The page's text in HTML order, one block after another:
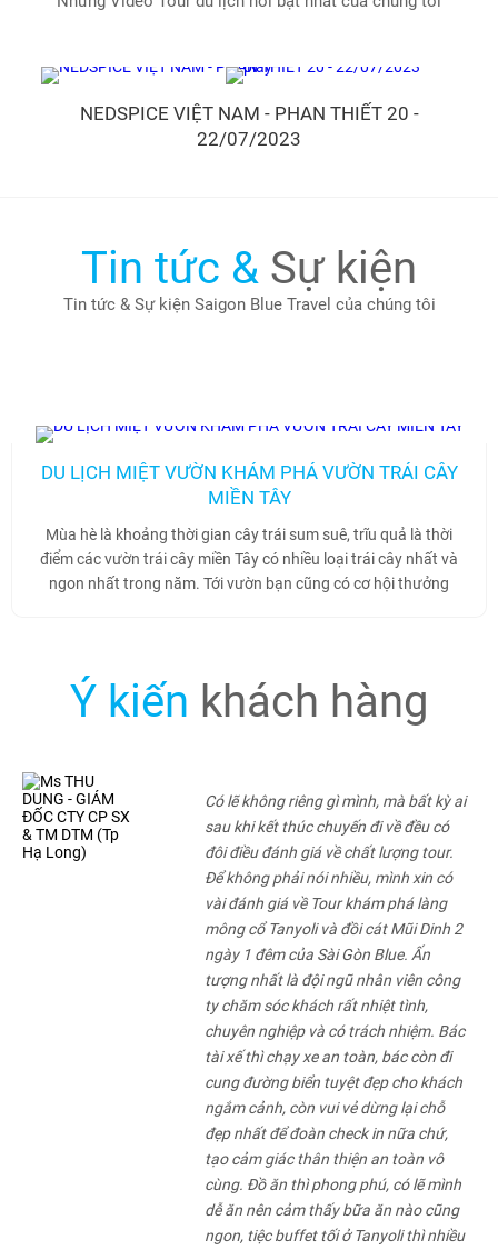
NEDSPICE VIỆT NAM - PHAN THIẾT 20 -
22/07/2023
Tin tức & Sự kiện
Tin tức & Sự kiện Saigon Blue Travel của chúng tôi
DU LỊCH MIỆT VƯỜN KHÁM PHÁ VƯỜN TRÁI CÂY
MIỀN TÂY
Mùa hè là khoảng thời gian cây trái sum suê, trĩu quả là thời
điểm các vườn trái cây miền Tây có nhiều loại trái cây nhất và
ngon nhất trong năm. Tới vườn bạn cũng có cơ hội thưởng
Ý kiến khách hàng
Có lẽ không riêng gì mình, mà bất kỳ ai
sau khi kết thúc chuyến đi về đều có
đôi điều đánh giá về chất lượng tour.
Để không phải nói nhiều, mình xin có
vài đánh giá về Tour khám phá làng
mông cổ Tanyoli và đồi cát Mũi Dinh 2
ngày 1 đêm của Sài Gòn Blue. Ấn
tượng nhất là đội ngũ nhân viên công
ty chăm sóc khách rất nhiệt tình,
chuyên nghiệp và có trách nhiệm. Bác
tài xế thì chạy xe an toàn, bác còn đi
cung đường biển tuyệt đẹp cho khách
ngắm cảnh, còn vui vẻ dừng lại chỗ
đẹp nhất để đoàn check in nữa chứ,
tạo cảm giác thân thiện an toàn vô
cùng. Đồ ăn thì phong phú, có lẽ mình
dễ ăn nên cảm thấy bữa ăn nào cũng
ngon, tiệc buffet tối ở Tanyoli thì nhiều